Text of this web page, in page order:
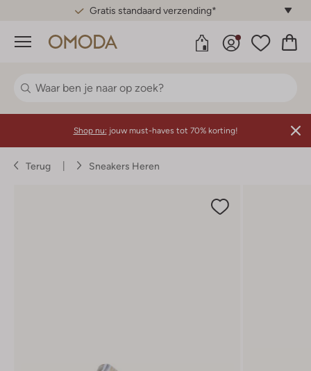
Gratis standaard verzending*
Menu
Shop nu: jouw must-haves tot 70% korting!
Terug Sneakers Heren